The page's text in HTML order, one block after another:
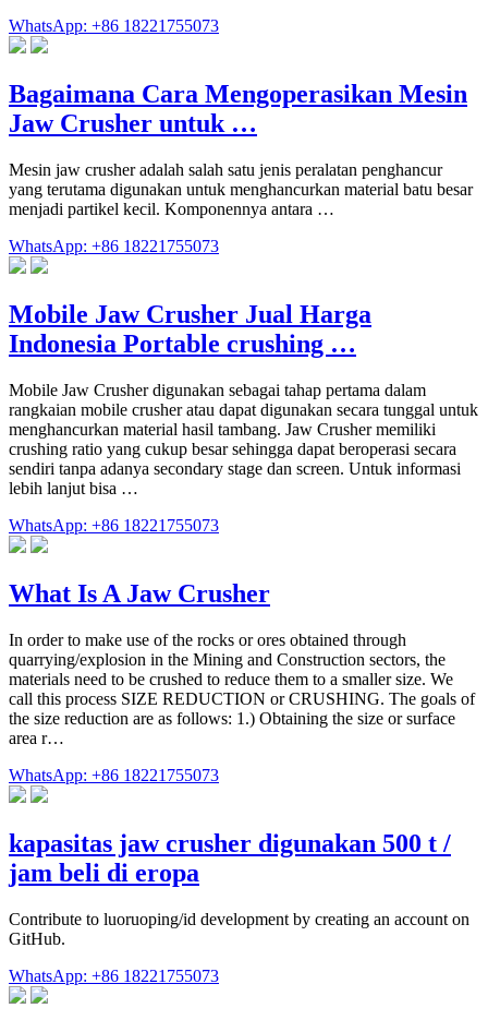
WhatsApp: +86 18221755073
Bagaimana Cara Mengoperasikan Mesin
Jaw Crusher untuk …
Mesin jaw crusher adalah salah satu jenis peralatan penghancur
yang terutama digunakan untuk menghancurkan material batu besar
menjadi partikel kecil. Komponennya antara …
WhatsApp: +86 18221755073
Mobile Jaw Crusher Jual Harga
Indonesia Portable crushing …
Mobile Jaw Crusher digunakan sebagai tahap pertama dalam
rangkaian mobile crusher atau dapat digunakan secara tunggal untuk
menghancurkan material hasil tambang. Jaw Crusher memiliki
crushing ratio yang cukup besar sehingga dapat beroperasi secara
sendiri tanpa adanya secondary stage dan screen. Untuk informasi
lebih lanjut bisa …
WhatsApp: +86 18221755073
What Is A Jaw Crusher
In order to make use of the rocks or ores obtained through
quarrying/explosion in the Mining and Construction sectors, the
materials need to be crushed to reduce them to a smaller size. We
call this process SIZE REDUCTION or CRUSHING. The goals of
the size reduction are as follows: 1.) Obtaining the size or surface
area r…
WhatsApp: +86 18221755073
kapasitas jaw crusher digunakan 500 t /
jam beli di eropa
Contribute to luoruoping/id development by creating an account on
GitHub.
WhatsApp: +86 18221755073